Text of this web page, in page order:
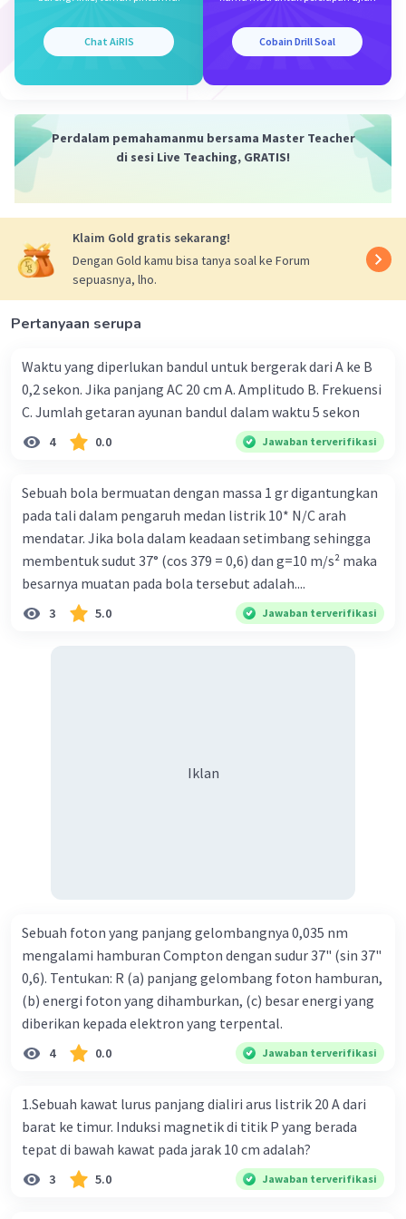
T = 2 × 3,14 × 0,4
F = 1/2,512
F = 0,398089172
F = 0,40 Hz
Kecepatan gerak bandul maksimum
Vmax = A × 2𝞹f
Vmax = kecepatan maksimum
A = amplitudo
A = L × sin 60°
= 1,6 × 1/2√3
= 4√3 / 5
Vmax = (1,39) × (2 × 3,14 × 0,4)
Chat AiRIS Cobain Drill Soal
Perdalam pemahamanmu bersama Master Teacher
di sesi Live Teaching, GRATIS!
Klaim Gold gratis sekarang!
Dengan Gold kamu bisa tanya soal ke Forum
sepuasnya, lho.
Pertanyaan serupa
Waktu yang diperlukan bandul untuk bergerak dari A ke B
0,2 sekon. Jika panjang AC 20 cm A. Amplitudo B. Frekuensi
C. Jumlah getaran ayunan bandul dalam waktu 5 sekon
4 0.0 Jawaban terverifikasi
Sebuah bola bermuatan dengan massa 1 gr digantungkan
pada tali dalam pengaruh medan listrik 10* N/C arah
mendatar. Jika bola dalam keadaan setimbang sehingga
membentuk sudut 37° (cos 379 = 0,6) dan g=10 m/s² maka
besarnya muatan pada bola tersebut adalah....
3 5.0 Jawaban terverifikasi
Iklan
Sebuah foton yang panjang gelombangnya 0,035 nm
mengalami hamburan Compton dengan sudur 37" (sin 37"
0,6). Tentukan: R (a) panjang gelombang foton hamburan,
(b) energi foton yang dihamburkan, (c) besar energi yang
diberikan kepada elektron yang terpental.
4 0.0 Jawaban terverifikasi
1.Sebuah kawat lurus panjang dialiri arus listrik 20 A dari
barat ke timur. Induksi magnetik di titik P yang berada
tepat di bawah kawat pada jarak 10 cm adalah?
3 5.0 Jawaban terverifikasi